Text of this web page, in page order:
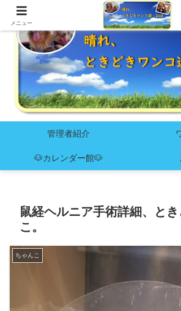
管理者紹介
🐶カレンダー館🐶
鼠経ヘルニア手術詳細、と
こ。
ちゃんこ
メニュー